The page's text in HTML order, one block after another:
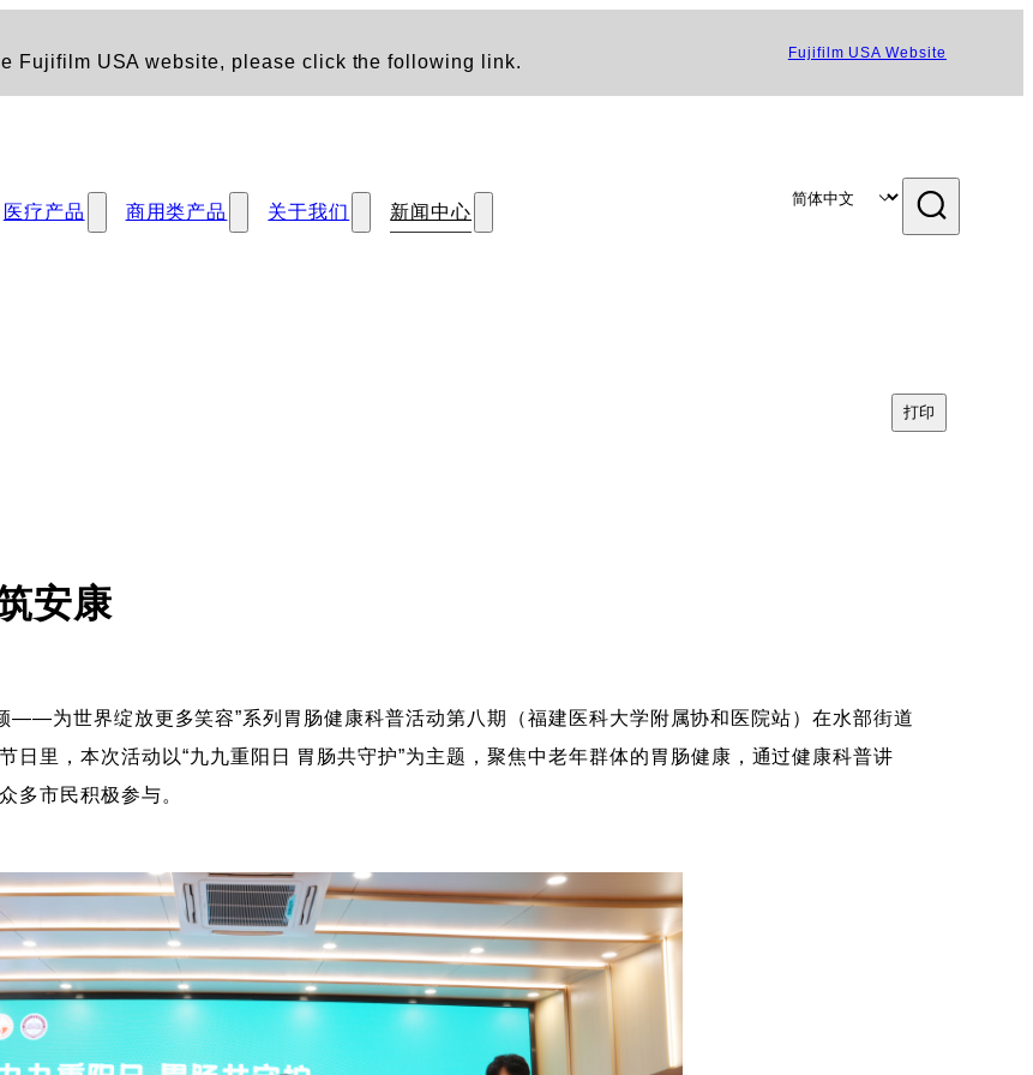
Fujifilm USA website, please click the following link. Fujifilm USA Website
医疗产品 商用类产品 关于我们 新闻中心
打印
安康
——为世界绽放更多笑容”系列胃肠健康科普活动第八期（福建医科大学附属协和医院站）在水部街道
日里，本次活动以“九九重阳日 胃肠共守护”为主题，聚焦中老年群体的胃肠健康，通过健康科普讲
多市民积极参与。